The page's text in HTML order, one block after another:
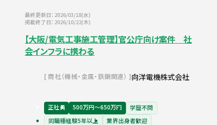
最終更新日：2026/03/18(水)
掲載終了日：2026/10/22(木)
【大阪/電気工事施工管理】官公庁向け案件 社
会インフラに携わる
商社（機械・金属・鉄鋼関連） 向洋電機株式会社
正社員 500万円〜650万円
学歴不問
同職種経験5年以上
業界出身者歓迎